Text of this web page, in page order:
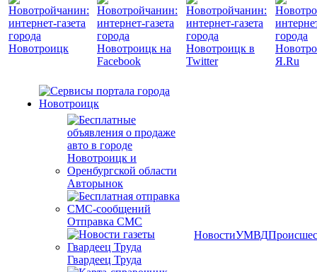
Авторынок
Отправка СМС
Гвардеец Труда
НовостиУМВД